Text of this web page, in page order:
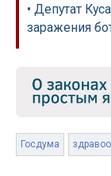
• Депутат
заражения
Госдума